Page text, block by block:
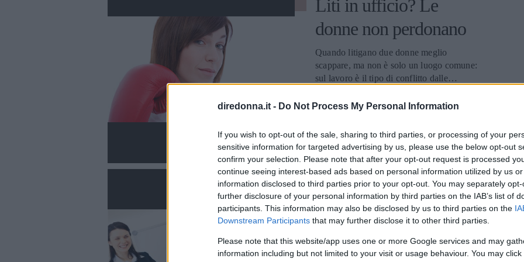
diredonna.it - Do Not Process My Personal Information
If you wish to opt-out of the sale, sharing to third parties, or processing of your
sensitive information for targeted advertising by us, please use the below opt-out
confirm your selection. Please note that after your opt-out request is processed
continue seeing interest-based ads based on personal information utilized by us
information disclosed to third parties prior to your opt-out. You may separately
further disclosure of your personal information by third parties on the IAB’s list of
participants. This information may also be disclosed by us to third parties on the
Downstream Participants that may further disclose it to other third parties.
Please note that this website/app uses one or more Google services and may
information including but not limited to your visit or usage behaviour. You may
Liti in ufficio? Le
donne non perdonano
Quando litigano due donne meglio
scappare, ma non è solo un luogo comune:
sul lavoro è il tipo di conflitto dalle
MAMMA
Lavori ideali per chi
ama la comunicazione
Il lavoro ideale nella comunicazione: ecco
nove mestieri adatti a chi ha particolari doti